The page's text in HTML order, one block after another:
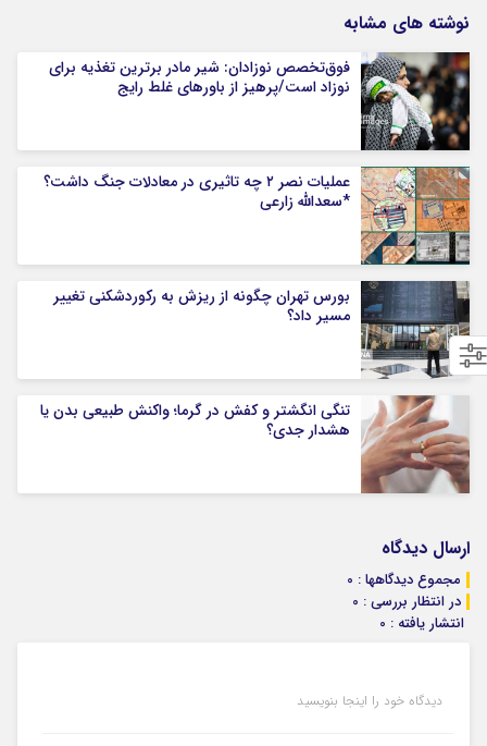
نوشته های مشابه
فوق‌تخصص نوزادان: شیر مادر برترین تغذیه برای
نوزاد است/پرهیز از باورهای غلط رایج
عملیات نصر ۲ چه تاثیری در معادلات جنگ داشت؟
*سعدالله زارعی
بورس تهران چگونه از ریزش به رکوردشکنی تغییر
مسیر داد؟
تنگی انگشتر و کفش در گرما؛ واکنش طبیعی بدن یا
هشدار جدی؟
ارسال دیدگاه
مجموع دیدگاهها : 0
در انتظار بررسی : 0
انتشار یافته : 0
دیدگاه خود را اینجا بنویسید